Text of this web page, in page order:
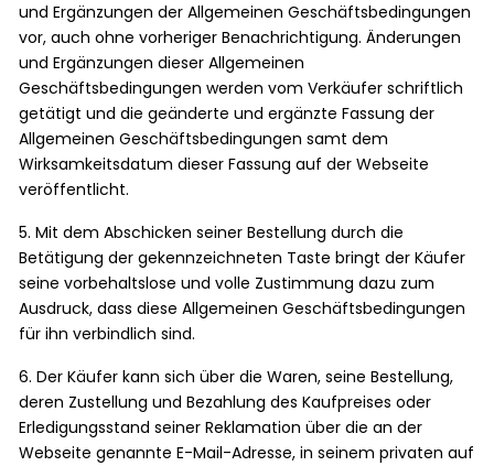
und Ergänzungen der Allgemeinen Geschäftsbedingungen
vor, auch ohne vorheriger Benachrichtigung. Änderungen
und Ergänzungen dieser Allgemeinen
Geschäftsbedingungen werden vom Verkäufer schriftlich
getätigt und die geänderte und ergänzte Fassung der
Allgemeinen Geschäftsbedingungen samt dem
Wirksamkeitsdatum dieser Fassung auf der Webseite
veröffentlicht.
5. Mit dem Abschicken seiner Bestellung durch die
Betätigung der gekennzeichneten Taste bringt der Käufer
seine vorbehaltslose und volle Zustimmung dazu zum
Ausdruck, dass diese Allgemeinen Geschäftsbedingungen
für ihn verbindlich sind.
6. Der Käufer kann sich über die Waren, seine Bestellung,
deren Zustellung und Bezahlung des Kaufpreises oder
Erledigungsstand seiner Reklamation über die an der
Webseite genannte E-Mail-Adresse, in seinem privaten auf